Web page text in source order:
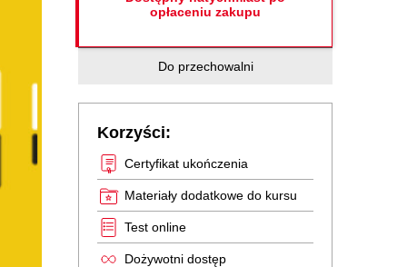
opłaceniu zakupu
Do przechowalni
Korzyści:
Certyfikat ukończenia
Materiały dodatkowe do kursu
Test online
Dożywotni dostęp